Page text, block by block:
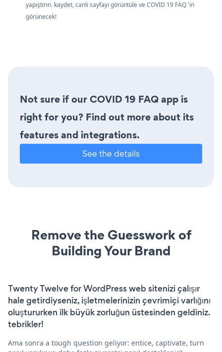
yapıştırın. kaydet, canlı sayfayı görüntüle ve COVID 19 FAQ 'in
görünecek!
Not sure if our COVID 19 FAQ app is
right for you? Find out more about its
features and integrations.
See the details
Remove the Guesswork of
Building Your Brand
Twenty Twelve for WordPress web sitenizi çalışır
hale getirdiyseniz, işletmelerinizin çevrimiçi varlığını
oluştururken ilk büyük zorluğun üstesinden geldiniz.
tebrikler!
Ama sonra a tough question geliyor: entice, captivate, turn